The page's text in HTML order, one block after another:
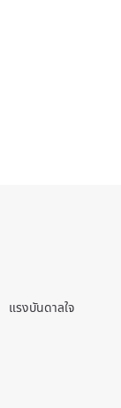
แรงบันดาลใจ